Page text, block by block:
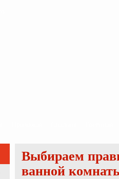
Выбираем
ванной